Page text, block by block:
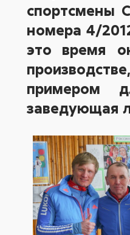
спортсмены
номера 4/
это время
примером
заведующая